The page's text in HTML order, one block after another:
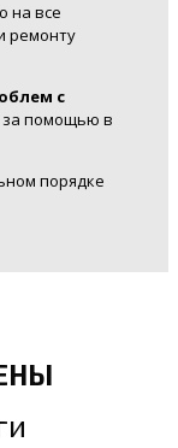
на все
ремонту
с
помощью в
порядке